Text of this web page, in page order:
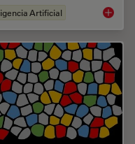
Artificial AI-